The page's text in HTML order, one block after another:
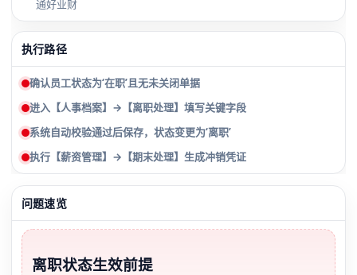
通好业财
执行路径
确认员工状态为‘在职’且无未关闭单据
进入【人事档案】→【离职处理】填写关键字段
系统自动校验通过后保存，状态变更为‘离职’
执行【薪资管理】→【期末处理】生成冲销凭证
问题速览
离职状态生效前提